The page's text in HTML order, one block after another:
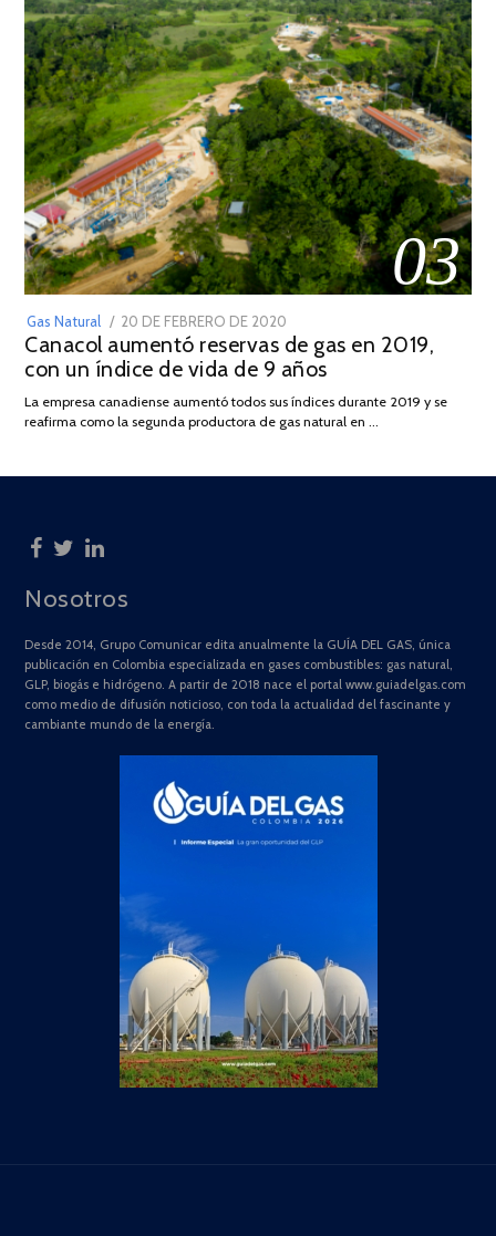
03
Gas Natural
POSTED
ON
20 DE FEBRERO DE 2020
DE
JULIO
2025
Canacol aumentó reservas de gas en 2019,
con un índice de vida de 9 años
La empresa canadiense aumentó todos sus índices durante 2019 y se
reafirma como la segunda productora de gas natural en …
Nosotros
Desde 2014, Grupo Comunicar edita anualmente la GUÍA DEL GAS, única
publicación en Colombia especializada en gases combustibles: gas natural,
GLP, biogás e hidrógeno. A partir de 2018 nace el portal www.guiadelgas.com
como medio de difusión noticioso, con toda la actualidad del fascinante y
cambiante mundo de la energía.